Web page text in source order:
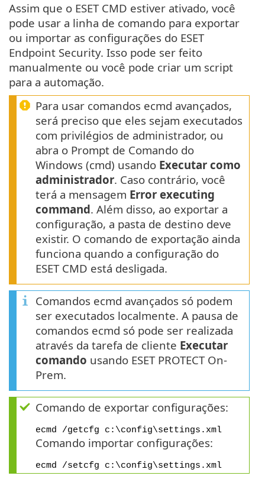
Assim que o ESET CMD estiver ativado, você
pode usar a linha de comando para exportar
ou importar as configurações do ESET
Endpoint Security. Isso pode ser feito
manualmente ou você pode criar um script
para a automação.
Para usar comandos ecmd avançados,
será preciso que eles sejam executados
com privilégios de administrador, ou
abra o Prompt de Comando do
Windows (cmd) usando Executar como
administrador. Caso contrário, você
terá a mensagem Error executing
command. Além disso, ao exportar a
configuração, a pasta de destino deve
existir. O comando de exportação ainda
funciona quando a configuração do
ESET CMD está desligada.
Comandos ecmd avançados só podem
ser executados localmente. A pausa de
comandos ecmd só pode ser realizada
através da tarefa de cliente Executar
comando usando ESET PROTECT On-
Prem.
Comando de exportar configurações:
ecmd /getcfg c:\config\settings.xml
Comando importar configurações:
ecmd /setcfg c:\config\settings.xml